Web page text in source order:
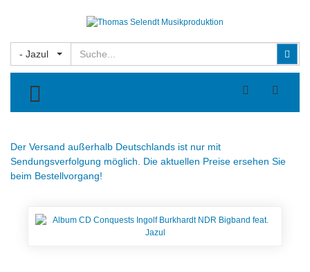
- Jazul
TOGGLE MENU
Der Versand außerhalb Deutschlands ist nur mit
Sendungsverfolgung möglich. Die aktuellen Preise ersehen Sie
beim Bestellvorgang!